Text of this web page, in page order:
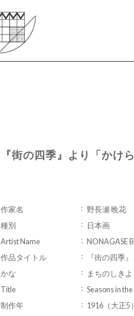
『街の四季』より「かけら
作家名
野長瀬 晩花
種別
日本画
Artist Name
NONAGASE
作品タイトル
『街の四季
かな
まちのしき
Title
Seasons in
制作年
1916（大正5）